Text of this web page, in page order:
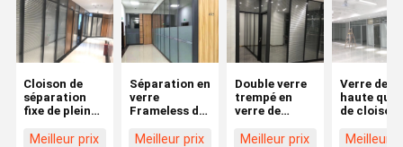
Cloison de
séparation
fixe de plein
bureau en
Meilleur prix
Séparation en
verre
Frameless de
de pleine
Meilleur prix
Double verre
trempé en
verre de
séparation
Meilleur prix
Verre de
haute
de
verre de
Meilleur